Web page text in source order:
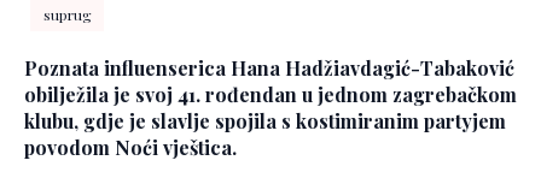
suprug
Poznata influenserica Hana Hadžiavdagić-Tabaković
obilježila je svoj 41. rođendan u jednom zagrebačkom
klubu, gdje je slavlje spojila s kostimiranim partyjem
povodom Noći vještica.